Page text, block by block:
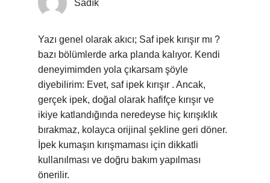
Sadık
Yazı genel olarak akıcı; Saf ipek kırışır mı ?
bazı bölümlerde arka planda kalıyor. Kendi
deneyimimden yola çıkarsam şöyle
diyebilirim: Evet, saf ipek kırışır . Ancak,
gerçek ipek, doğal olarak hafifçe kırışır ve
ikiye katlandığında neredeyse hiç kırışıklık
bırakmaz, kolayca orijinal şekline geri döner.
İpek kumaşın kırışmaması için dikkatli
kullanılması ve doğru bakım yapılması
önerilir.